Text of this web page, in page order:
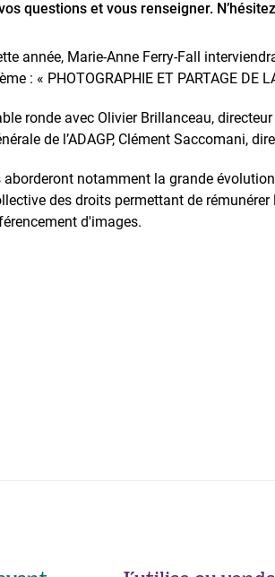
questions et vous renseigner.
année, Marie-Anne Ferry-Fall
: « PHOTOGRAPHIE ET PARTAGE DE
ronde avec Olivier Brillanceau,
de l’ADAGP, Clément Saccomani,
aborderont notamment la grande
des droits permettant de
d'images.